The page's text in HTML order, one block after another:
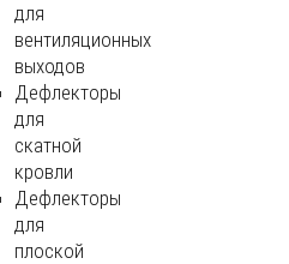
для
вентиляционных
выходов
Дефлекторы
для
скатной
кровли
Дефлекторы
для
плоской